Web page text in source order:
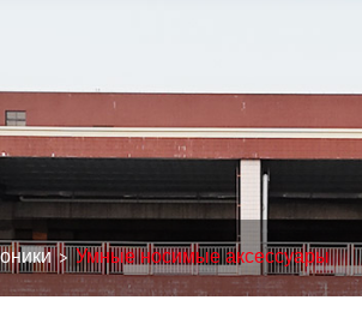
Умные носимые аксессуары